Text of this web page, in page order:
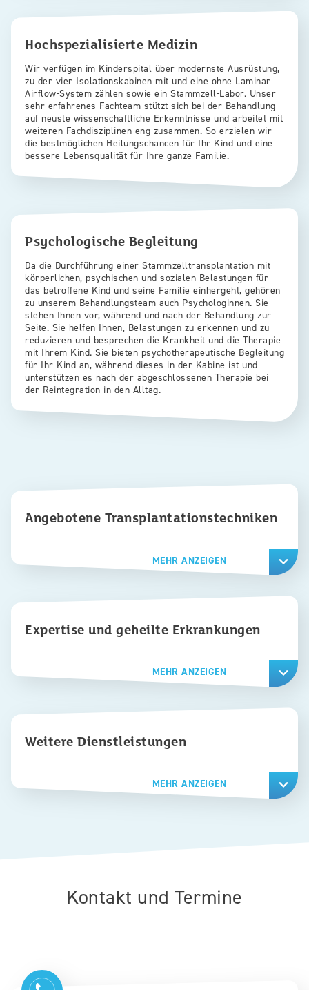
Hochspezialisierte Medizin
Wir verfügen im Kinderspital über modernste Ausrüstung,
zu der vier Isolationskabinen mit und eine ohne Laminar
Airflow-System zählen sowie ein Stammzell-Labor. Unser
sehr erfahrenes Fachteam stützt sich bei der Behandlung
auf neuste wissenschaftliche Erkenntnisse und arbeitet mit
weiteren Fachdisziplinen eng zusammen. So erzielen wir
die bestmöglichen Heilungschancen für Ihr Kind und eine
bessere Lebensqualität für Ihre ganze Familie.
Psychologische Begleitung
Da die Durchführung einer Stammzelltransplantation mit
körperlichen, psychischen und sozialen Belastungen für
das betroffene Kind und seine Familie einhergeht, gehören
zu unserem Behandlungsteam auch Psychologinnen. Sie
stehen Ihnen vor, während und nach der Behandlung zur
Seite. Sie helfen Ihnen, Belastungen zu erkennen und zu
reduzieren und besprechen die Krankheit und die Therapie
mit Ihrem Kind. Sie bieten psychotherapeutische Begleitung
für Ihr Kind an, während dieses in der Kabine ist und
unterstützen es nach der abgeschlossenen Therapie bei
der Reintegration in den Alltag.
Angebotene Transplantationstechniken
MEHR ANZEIGEN
Expertise und geheilte Erkrankungen
MEHR ANZEIGEN
Weitere Dienstleistungen
MEHR ANZEIGEN
Kontakt und Termine